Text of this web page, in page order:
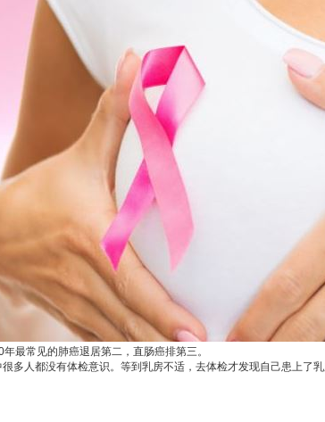
最常见的肺癌退居第二，直肠癌排第三。
多人都没有体检意识。等到乳房不适，去体检才发现自己患上了